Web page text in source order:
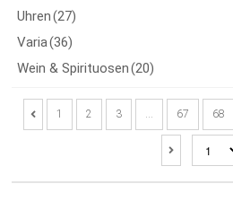
1 2 3 67 68
Uhren(27)
Varia(36)
Wein & Spirituosen(20)